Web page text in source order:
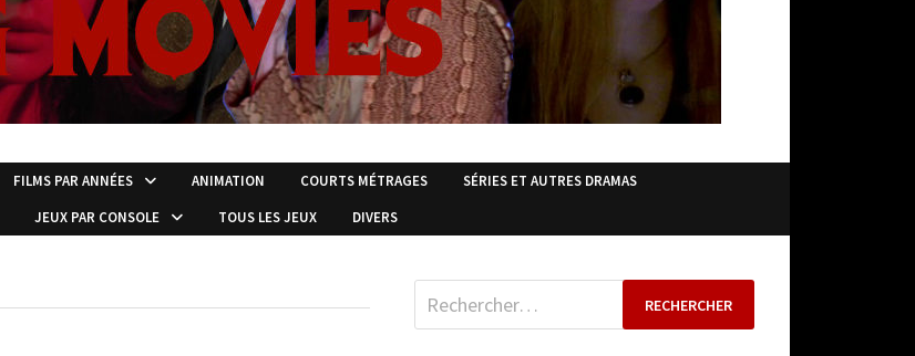
FILMS PAR ANNÉES ANIMATION COURTS MÉTRAGES
SÉRIES ET AUTRES DRAMAS
JEUX PAR CONSOLE TOUS LES JEUX DIVERS
Rechercher :